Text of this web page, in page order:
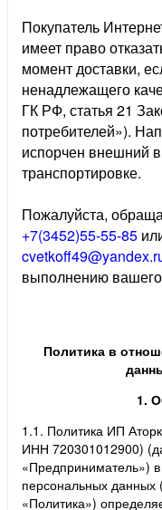
Покупатель
имеет право
момент доставки,
ненадлежащего
ГК РФ, статья 21
потребителей»).
испорчен внешний
транспортировке.
Пожалуйста,
+7(3452)55-55-85
выполнению вашего
Политика в
1.
1.1. Политика ИП
ИНН 720301012900)
«Предприниматель»)
персональных данных
«Политика»)